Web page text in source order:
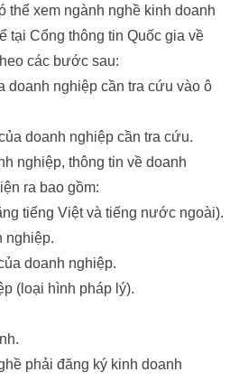
thể xem ngành nghề kinh doanh
tại Cổng thông tin Quốc gia về
các bước sau:
doanh nghiệp cần tra cứu vào ô
doanh nghiệp cần tra cứu.
nghiệp, thông tin về doanh
ra bao gồm:
tiếng Việt và tiếng nước ngoài).
nghiệp.
doanh nghiệp.
(loại hình pháp lý).
phải đăng ký kinh doanh